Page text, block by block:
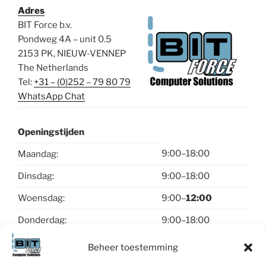
Beheer toestemming
Adres
BIT Force b.v.
Pondweg 4A – unit 0.5
2153 PK, NIEUW-VENNEP
The Netherlands
Tel: +31 – (0)252 – 79 80 79
WhatsApp Chat
Openingstijden
Maandag: 9:00–18:00
Dinsdag: 9:00–18:00
Woensdag: 9:00–12:00
Donderdag: 9:00–18:00
Vrijdag: 9:00–18:00